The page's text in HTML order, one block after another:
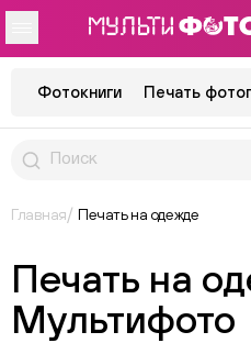
Фотокниги Печать
Главная Печать на одежде
Печать на
Мультифото